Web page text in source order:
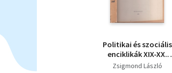
Politikai és szociális
enciklikák XIX-XX.
század II. kötet
Zsigmond László